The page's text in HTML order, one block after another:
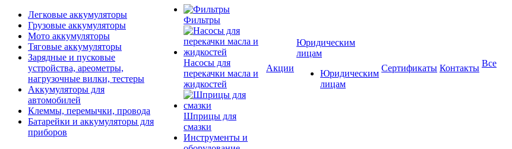
Легковые аккумуляторы
Грузовые аккумуляторы
Мото аккумуляторы
Тяговые аккумуляторы
Зарядные и пусковые
устройства, ареометры,
нагрузочные вилки, тестеры
Аккумуляторы для
автомобилей
Клеммы, перемычки, провода
Батарейки и аккумуляторы для
приборов
Фильтры
Насосы для
перекачки масла и
жидкостей
Шприцы для
смазки
Инструменты и
Акции
Юридическим
лицам
Юридическим
лицам
Сертификаты Контакты Все